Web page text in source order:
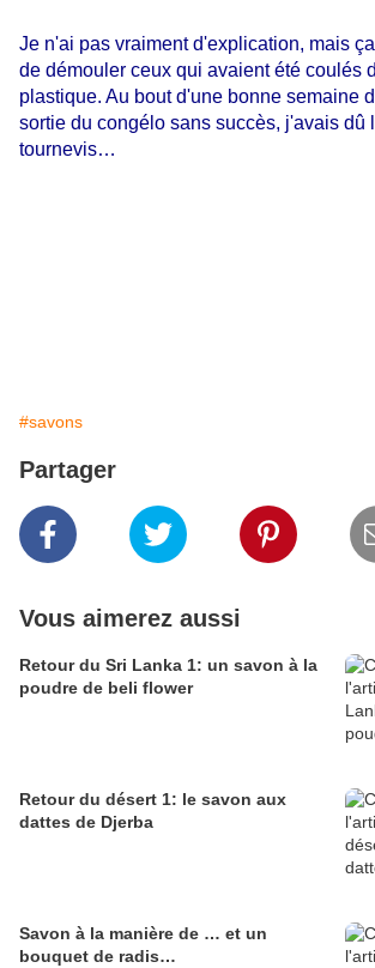
Je n'ai pas vraiment d'explication, mais
de démouler ceux qui avaient été coulés
plastique. Au bout d'une bonne semaine
sortie du congélo sans succès, j'avais dû
tournevis…
#savons
Partager
Vous aimerez aussi
Retour du Sri Lanka 1: un savon à la
poudre de beli flower
Retour du désert 1: le savon aux
dattes de Djerba
Savon à la manière de … et un
bouquet de radis…